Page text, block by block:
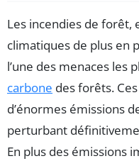
Les incendies de forêt,
climatiques de plus en
l’une des menaces les
carbone des forêts.
d’énormes émissions
perturbant
En plus des émissions